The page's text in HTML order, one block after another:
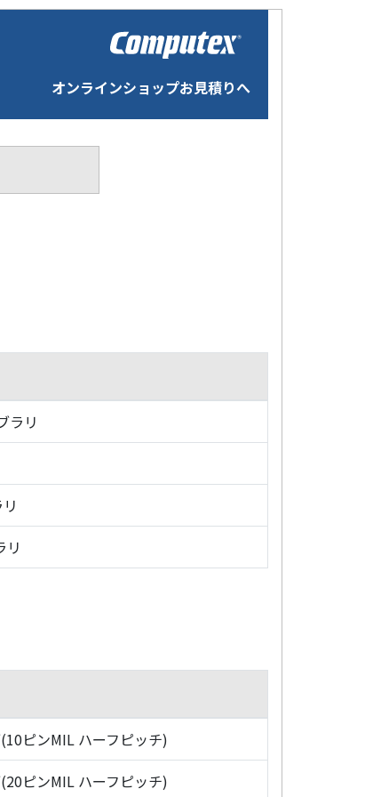
オンラインショップお見積りへ
ラリ
リ
ピンMIL ハーフピッチ)
ピンMIL ハーフピッチ)